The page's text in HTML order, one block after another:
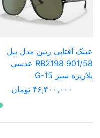
عینک آفتابی ریبن مدل بیل
901/58 RB2198 عدسی
پلاریزه سبز G-15
۴۶,۴۰۰,۰۰۰ تومان